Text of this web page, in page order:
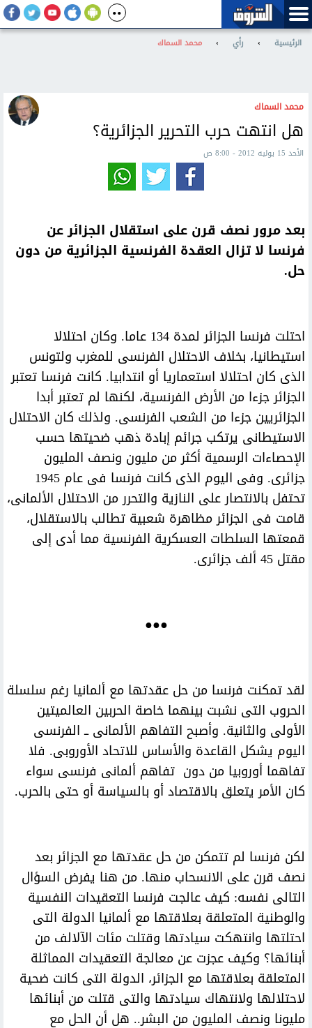
الرئيسية › رأي › محمد السماك
محمد السماك
هل انتهت حرب التحرير الجزائرية؟
الأحد 15 يوليه 2012 - 8:00 ص
بعد مرور نصف قرن على استقلال الجزائر عن
فرنسا لا تزال العقدة الفرنسية الجزائرية من دون
حل.
احتلت فرنسا الجزائر لمدة 134 عاما. وكان احتلالا
استيطانيا، بخلاف الاحتلال الفرنسى للمغرب ولتونس
الذى كان احتلالا استعماريا أو انتدابيا. كانت فرنسا تعتبر
الجزائر جزءا من الأرض الفرنسية، لكنها لم تعتبر أبدا
الجزائريين جزءا من الشعب الفرنسى. ولذلك كان الاحتلال
الاستيطانى يرتكب جرائم إبادة ذهب ضحيتها حسب
الإحصاءات الرسمية أكثر من مليون ونصف المليون
جزائرى. وفى اليوم الذى كانت فرنسا فى عام 1945
تحتفل بالانتصار على النازية والتحرر من الاحتلال الألمانى،
قامت فى الجزائر مظاهرة شعبية تطالب بالاستقلال،
قمعتها السلطات العسكرية الفرنسية مما أدى إلى
مقتل 45 ألف جزائرى.
●●●
لقد تمكنت فرنسا من حل عقدتها مع ألمانيا رغم سلسلة
الحروب التى نشبت بينهما خاصة الحربين العالميتين
الأولى والثانية. وأصبح التفاهم الألمانى ــ الفرنسى
اليوم يشكل القاعدة والأساس للاتحاد الأوروبى. فلا
تفاهما أوروبيا من دون تفاهم ألمانى فرنسى سواء
كان الأمر يتعلق بالاقتصاد أو بالسياسة أو حتى بالحرب.
لكن فرنسا لم تتمكن من حل عقدتها مع الجزائر بعد
نصف قرن على الانسحاب منها. من هنا يفرض السؤال
التالى نفسه: كيف عالجت فرنسا التعقيدات النفسية
والوطنية المتعلقة بعلاقتها مع ألمانيا الدولة التى
احتلتها وانتهكت سيادتها وقتلت مئات الآلالف من
أبنائها؟ وكيف عجزت عن معالجة التعقيدات المماثلة
المتعلقة بعلاقتها مع الجزائر، الدولة التى كانت ضحية
لاحتلالها ولانتهاك سيادتها والتى قتلت من أبنائها
مليونا ونصف المليون من البشر.. هل أن الحل مع